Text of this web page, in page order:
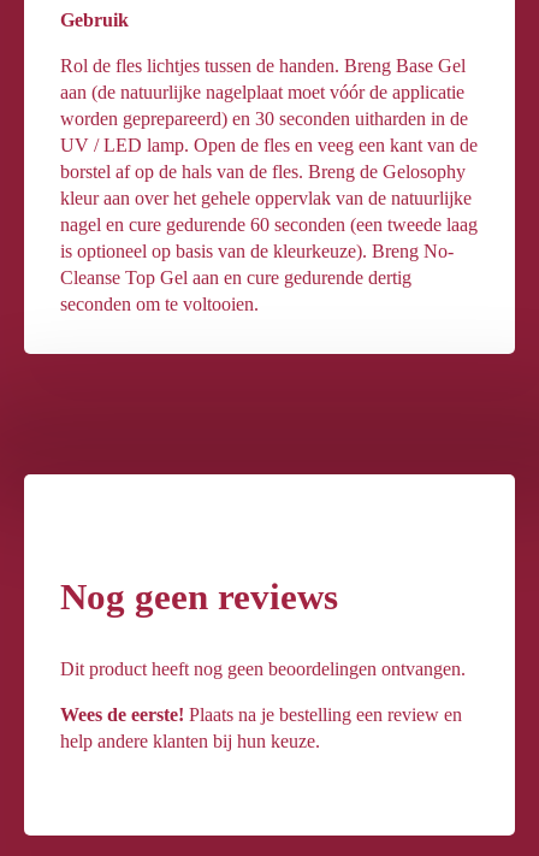
Gebruik
Rol de fles lichtjes tussen de handen. Breng Base Gel
aan (de natuurlijke nagelplaat moet vóór de applicatie
worden geprepareerd) en 30 seconden uitharden in de
UV / LED lamp. Open de fles en veeg een kant van de
borstel af op de hals van de fles. Breng de Gelosophy
kleur aan over het gehele oppervlak van de natuurlijke
nagel en cure gedurende 60 seconden (een tweede laag
is optioneel op basis van de kleurkeuze). Breng No-
Cleanse Top Gel aan en cure gedurende dertig
seconden om te voltooien.
Nog geen reviews
Dit product heeft nog geen beoordelingen ontvangen.
Wees de eerste! Plaats na je bestelling een review en
help andere klanten bij hun keuze.